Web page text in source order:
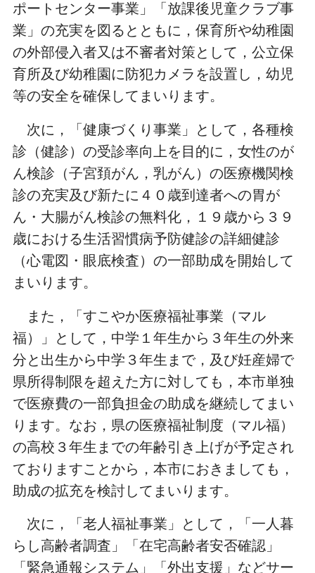
ポートセンター事業」「放課後児童クラブ事
業」の充実を図るとともに，保育所や幼稚園
の外部侵入者又は不審者対策として，公立保
育所及び幼稚園に防犯カメラを設置し，幼児
等の安全を確保してまいります。
次に，「健康づくり事業」として，各種検
診（健診）の受診率向上を目的に，女性のが
ん検診（子宮頚がん，乳がん）の医療機関検
診の充実及び新たに４０歳到達者への胃が
ん・大腸がん検診の無料化，１９歳から３９
歳における生活習慣病予防健診の詳細健診
（心電図・眼底検査）の一部助成を開始して
まいります。
また，「すこやか医療福祉事業（マル
福）」として，中学１年生から３年生の外来
分と出生から中学３年生まで，及び妊産婦で
県所得制限を超えた方に対しても，本市単独
で医療費の一部負担金の助成を継続してまい
ります。なお，県の医療福祉制度（マル福）
の高校３年生までの年齢引き上げが予定され
ておりますことから，本市におきましても，
助成の拡充を検討してまいります。
次に，「老人福祉事業」として，「一人暮
らし高齢者調査」「在宅高齢者安否確認」
「緊急通報システム」「外出支援」などサー